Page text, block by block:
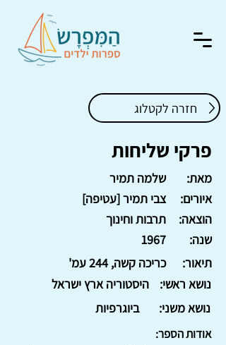
חזרה לקטלוג
פרקי שליחות
שלמה תמיר
מאת:
צבי תמיר [עטיפה]
איורים:
תרבות וחינוך
הוצאה:
1967
שנה:
כריכה קשה, 244 עמ'
תיאור:
היסטוריה ארץ ישראל
נושא ראשי:
ביוגרפיות
נושא משני:
אודות הספר: